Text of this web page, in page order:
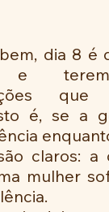
dia 8 é
e
que
é, se a
claros: a
mulher